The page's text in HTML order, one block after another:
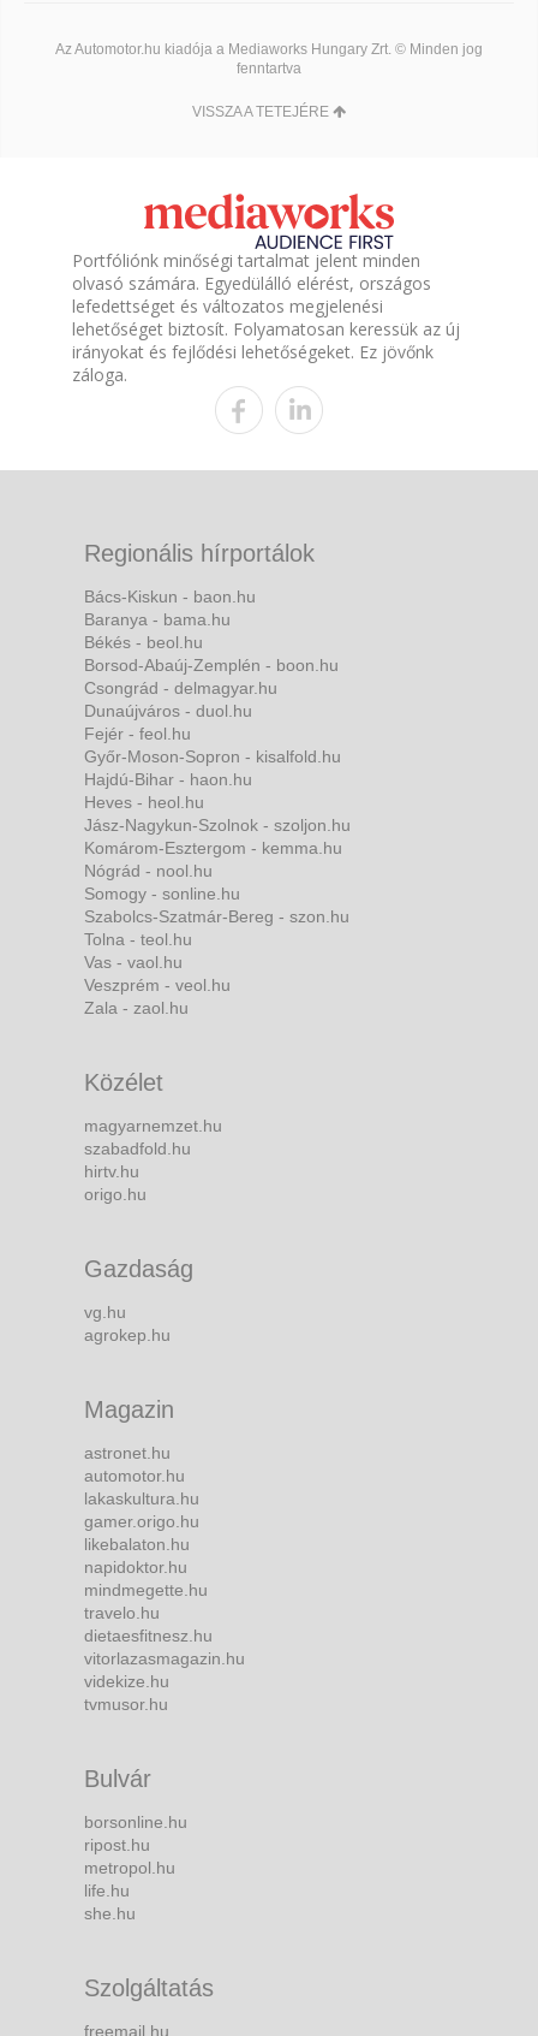
Az Automotor.hu kiadója a Mediaworks Hungary Zrt. © Minden jog
fenntartva
VISSZA A TETEJÉRE
Portfóliónk minőségi tartalmat jelent minden
olvasó számára. Egyedülálló elérést, országos
lefedettséget és változatos megjelenési
lehetőséget biztosít. Folyamatosan keressük az új
irányokat és fejlődési lehetőségeket. Ez jövőnk
záloga.
Regionális hírportálok
Bács-Kiskun - baon.hu
Baranya - bama.hu
Békés - beol.hu
Borsod-Abaúj-Zemplén - boon.hu
Csongrád - delmagyar.hu
Dunaújváros - duol.hu
Fejér - feol.hu
Győr-Moson-Sopron - kisalfold.hu
Hajdú-Bihar - haon.hu
Heves - heol.hu
Jász-Nagykun-Szolnok - szoljon.hu
Komárom-Esztergom - kemma.hu
Nógrád - nool.hu
Somogy - sonline.hu
Szabolcs-Szatmár-Bereg - szon.hu
Tolna - teol.hu
Vas - vaol.hu
Veszprém - veol.hu
Zala - zaol.hu
Közélet
magyarnemzet.hu
szabadfold.hu
hirtv.hu
origo.hu
Gazdaság
vg.hu
agrokep.hu
Magazin
astronet.hu
automotor.hu
lakaskultura.hu
gamer.origo.hu
likebalaton.hu
napidoktor.hu
mindmegette.hu
travelo.hu
dietaesfitnesz.hu
vitorlazasmagazin.hu
videkize.hu
tvmusor.hu
Bulvár
borsonline.hu
ripost.hu
metropol.hu
life.hu
she.hu
Szolgáltatás
freemail.hu